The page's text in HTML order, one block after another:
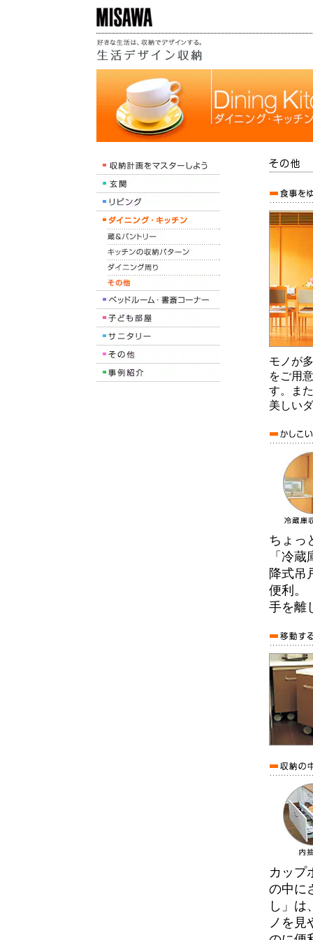
モノが
をご用
す。ま
美しい
ちょっ
「冷
降式吊
便利。
手を離
カップ
の中に
し」は
ノを見